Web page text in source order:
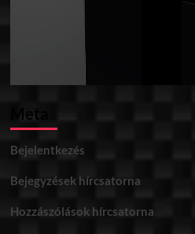
Meta
Bejelentkezés
Bejegyzések hírcsatorna
Hozzászólások hírcsatorna